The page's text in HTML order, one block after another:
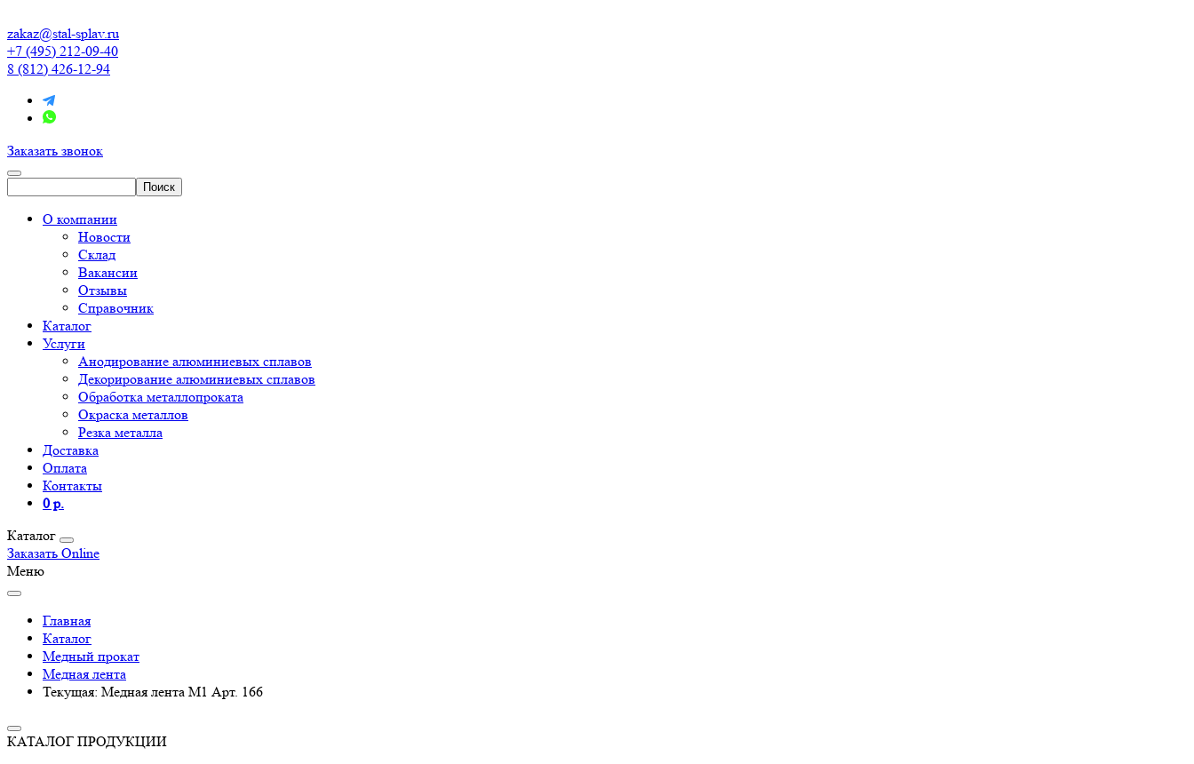
zakaz@stal-splav.ru
+7 (495) 212-09-40
8 (812) 426-12-94
Заказать звонок
О компании
Новости
Склад
Вакансии
Отзывы
Справочник
Каталог
Услуги
Анодирование алюминиевых сплавов
Декорирование алюминиевых сплавов
Обработка металлопроката
Окраска металлов
Резка металла
Доставка
Оплата
Контакты
0 р.
Каталог
Заказать Online
Меню
Главная
Каталог
Медный прокат
Медная лента
Текущая: Медная лента М1 Арт. 166
КАТАЛОГ ПРОДУКЦИИ